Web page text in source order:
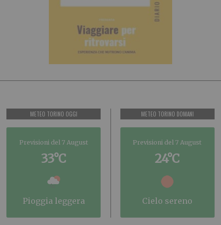
METEO TORINO OGGI
Previsioni del 7 August
33°C
pioggia leggera
METEO TORINO DOMANI
Previsioni del 7 August
24°C
cielo sereno